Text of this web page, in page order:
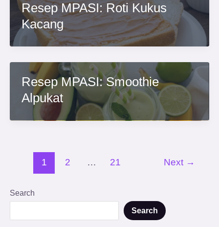
Resep MPASI: Roti Kukus
Kacang
Resep MPASI: Smoothie
Alpukat
1 2 … 21 Next →
Search
Search